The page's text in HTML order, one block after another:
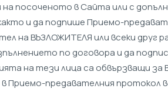
на посоченото в Сайта или с
и да подпише Приемо-
на ВЪЗЛОЖИТЕЛЯ или всеки друг
по договора и да
на тези лица са обвързващи за
Приемо-предавателния протокол